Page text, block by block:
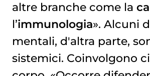
altre branche come la
l’immunologia». Alcuni
mentali, d'altra parte,
sistemici. Coinvolgono